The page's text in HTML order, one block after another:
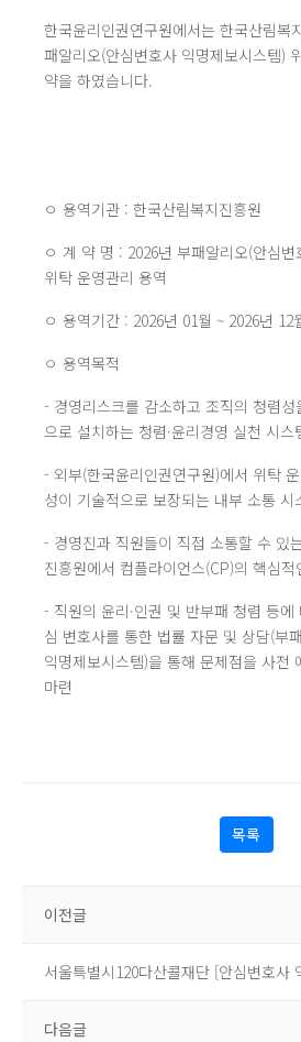
한국윤리인권연구원에서는 한국산림복
패알리오(안심변호사 익명제보시스템)
약을 하였습니다.
ㅇ 용역기관 : 한국산림복지진흥원
ㅇ 계 약 명 : 2026년 부패알리오(안심
위탁 운영관리 용역
ㅇ 용역기간 : 2026년 01월 ~ 2026년 12
ㅇ 용역목적
- 경영리스크를 감소하고 조직의 청렴성
으로 설치하는 청렴·윤리경영 실천 시스
- 외부(한국윤리인권연구원)에서 위탁
성이 기술적으로 보장되는 내부 소통 시
- 경영진과 직원들이 직접 소통할 수 있
진흥원에서 컴플라이언스(CP)의 핵심
- 직원의 윤리·인권 및 반부패 청렴 등
심 변호사를 통한 법률 자문 및 상담(
익명제보시스템)을 통해 문제점을 사전
마련
목록
이전글
서울특별시120다산콜재단 [안심변호사
다음글